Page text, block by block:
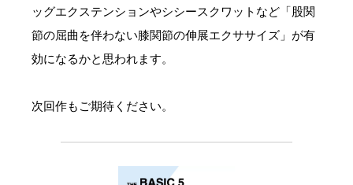
ッグエクステンションやシシースクワットなど「股関
節の屈曲を伴わない膝関節の伸展エクササイズ」が有
効になるかと思われます。
次回作もご期待ください。